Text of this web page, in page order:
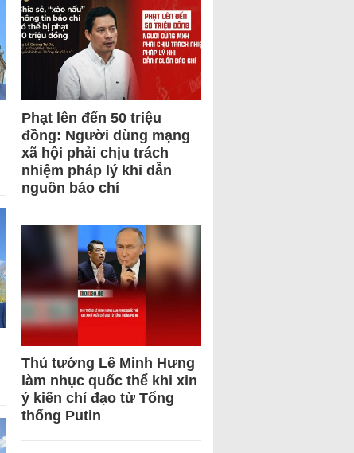
Phạt lên đến 50 triệu
đồng: Người dùng mạng
xã hội phải chịu trách
nhiệm pháp lý khi dẫn
nguồn báo chí
Thủ tướng Lê Minh Hưng
làm nhục quốc thể khi xin
ý kiến chỉ đạo từ Tổng
thống Putin